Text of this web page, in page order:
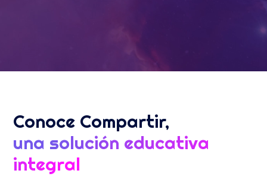
Conoce Compartir,
una solución educativa
integral